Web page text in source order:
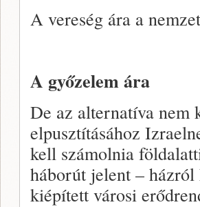
A vereség ára a
A győzelem ára
De az alternatíva nem
elpusztításához
kell számolnia
háborút jelent –
kiépített városi